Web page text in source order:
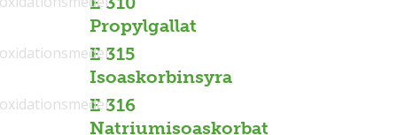
Propylgallat
E 315
Isoaskorbinsyra
E 316
Natriumisoaskorbat